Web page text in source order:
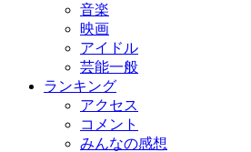
音楽
映画
アイドル
芸能一般
ランキング
アクセス
コメント
みんなの感想